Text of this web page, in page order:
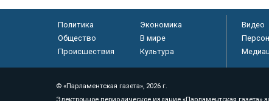
Политика
Экономика
Общество
В мире
Происшествия
Культура
Видео
© «Парламентская газета», 2026 г.